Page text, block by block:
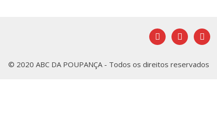
facebookyoutubemail
© 2020 ABC DA POUPANÇA - Todos os direitos reservados